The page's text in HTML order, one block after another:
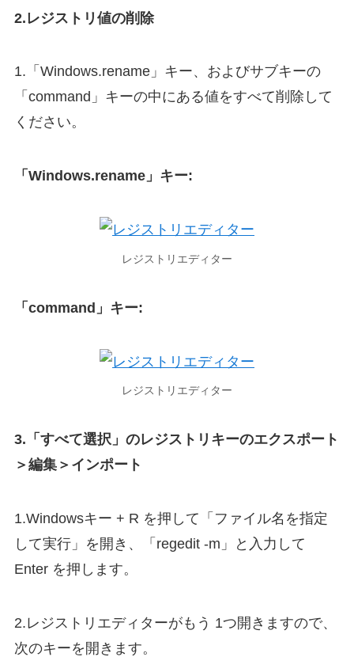
2.レジストリ値の削除
1.「Windows.rename」キー、およびサブキーの
「command」キーの中にある値をすべて削除して
ください。
「Windows.rename」キー:
レジストリエディター
「command」キー:
レジストリエディター
3.「すべて選択」のレジストリキーのエクスポート
＞編集＞インポート
1.Windowsキー + R を押して「ファイル名を指定
して実行」を開き、「regedit -m」と入力して
Enter を押します。
2.レジストリエディターがもう 1つ開きますので、
次のキーを開きます。